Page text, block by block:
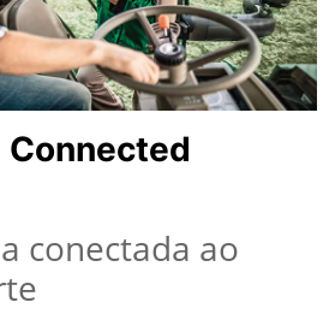
Connected
conectada ao